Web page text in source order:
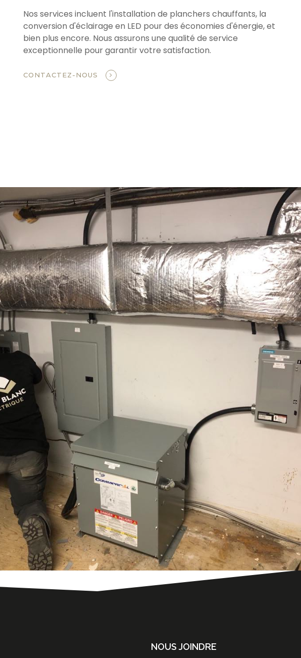
Nos services incluent l'installation de planchers chauffants, la
conversion d'éclairage en LED pour des économies d'énergie, et
bien plus encore. Nous assurons une qualité de service
exceptionnelle pour garantir votre satisfaction.
CONTACTEZ-NOUS
NOUS JOINDRE